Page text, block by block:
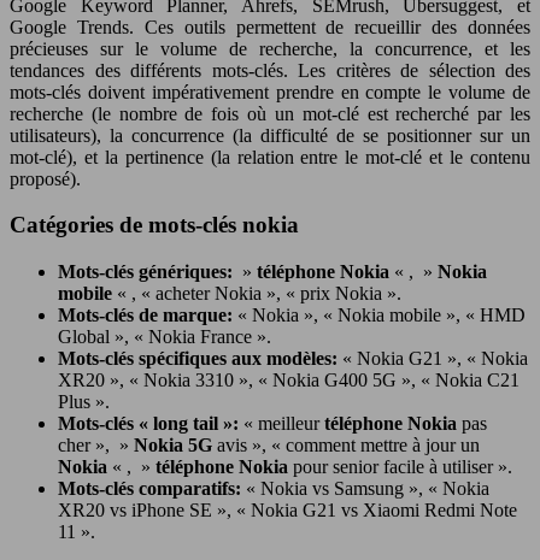
Google Keyword Planner, Ahrefs, SEMrush, Ubersuggest, et
Google Trends. Ces outils permettent de recueillir des données
précieuses sur le volume de recherche, la concurrence, et les
tendances des différents mots-clés. Les critères de sélection des
mots-clés doivent impérativement prendre en compte le volume de
recherche (le nombre de fois où un mot-clé est recherché par les
utilisateurs), la concurrence (la difficulté de se positionner sur un
mot-clé), et la pertinence (la relation entre le mot-clé et le contenu
proposé).
Catégories de mots-clés nokia
Mots-clés génériques: » téléphone Nokia « , » Nokia
mobile « , « acheter Nokia », « prix Nokia ».
Mots-clés de marque: « Nokia », « Nokia mobile », « HMD
Global », « Nokia France ».
Mots-clés spécifiques aux modèles: « Nokia G21 », « Nokia
XR20 », « Nokia 3310 », « Nokia G400 5G », « Nokia C21
Plus ».
Mots-clés « long tail »: « meilleurtéléphone Nokia pas
cher », » Nokia 5G avis », « comment mettre à jour un
Nokia « , » téléphone Nokia pour senior facile à utiliser ».
Mots-clés comparatifs: « Nokia vs Samsung », « Nokia
XR20 vs iPhone SE », « Nokia G21 vs Xiaomi Redmi Note
11 ».